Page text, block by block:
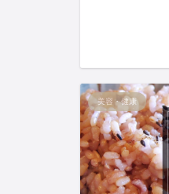
美容・健康